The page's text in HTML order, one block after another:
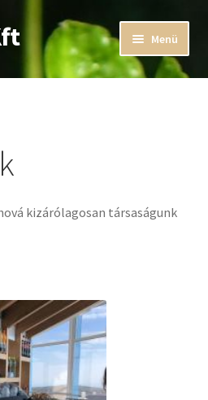
Menü
Expand
kizárólagosan társaságunk